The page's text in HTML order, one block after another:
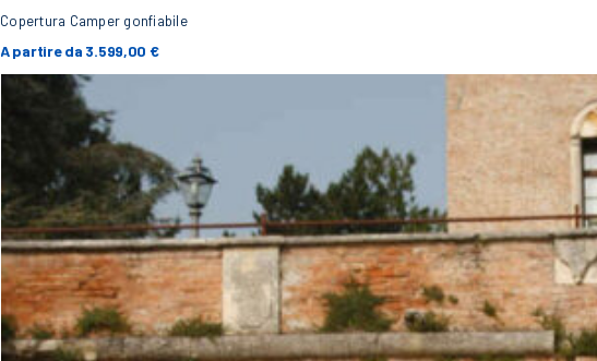
Copertura Camper gonfiabile
A partire da 3.599,00 €